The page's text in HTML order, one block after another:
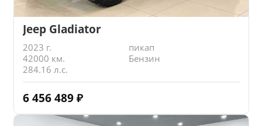
Jeep Gladiator
2023 г.
пикап
42000 км.
Бензин
284.16 л.с.
6 456 489 ₽